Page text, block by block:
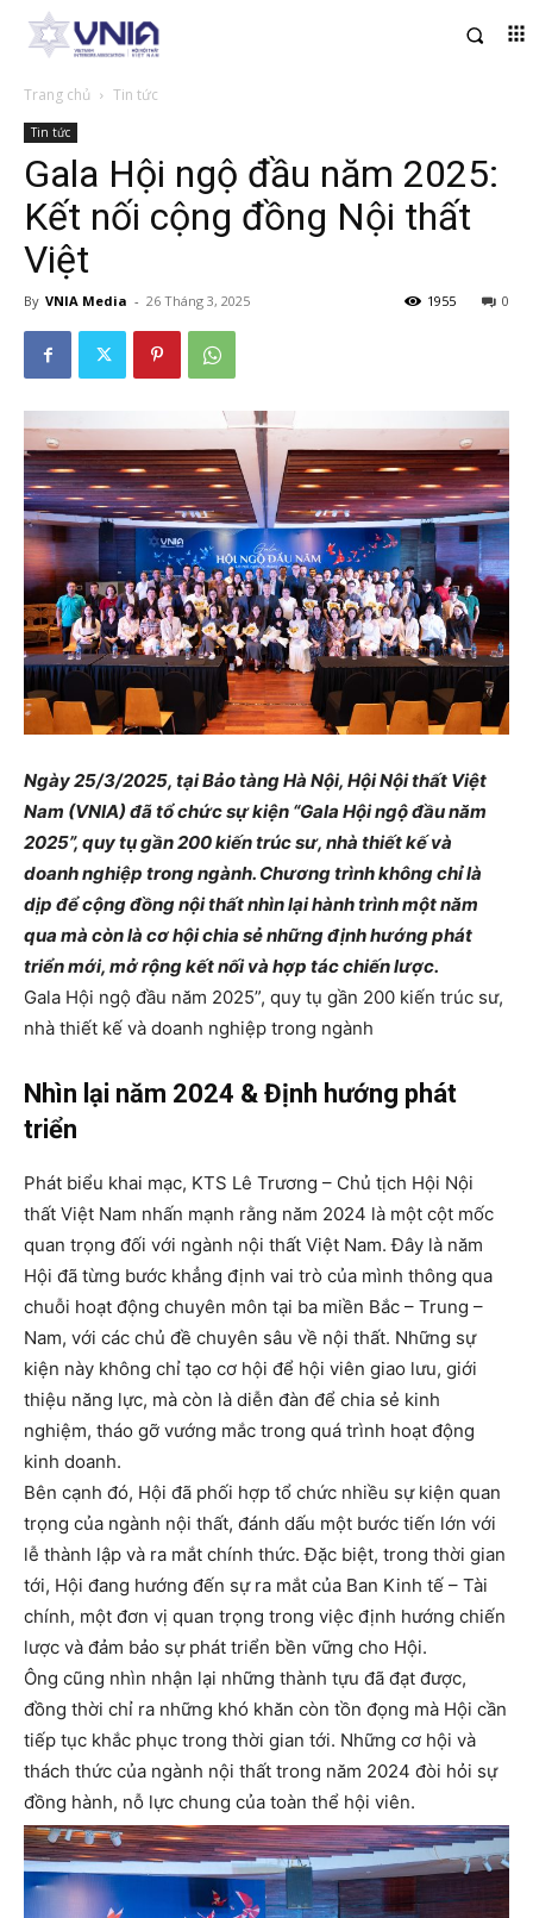
Trang chủ Tin tức
Tin tức
Gala Hội ngộ đầu năm 2025:
Kết nối cộng đồng Nội thất
Việt
By VNIA Media - 26 Tháng 3, 2025 0
1955
Ngày 25/3/2025, tại Bảo tàng Hà Nội, Hội Nội thất Việt
Nam (VNIA) đã tổ chức sự kiện “Gala Hội ngộ đầu năm
2025”, quy tụ gần 200 kiến trúc sư, nhà thiết kế và
doanh nghiệp trong ngành. Chương trình không chỉ là
dịp để cộng đồng nội thất nhìn lại hành trình một năm
qua mà còn là cơ hội chia sẻ những định hướng phát
triển mới, mở rộng kết nối và hợp tác chiến lược.
Gala Hội ngộ đầu năm 2025”, quy tụ gần 200 kiến trúc sư,
nhà thiết kế và doanh nghiệp trong ngành
Nhìn lại năm 2024 & Định hướng phát
triển
Phát biểu khai mạc, KTS Lê Trương – Chủ tịch Hội Nội
thất Việt Nam nhấn mạnh rằng năm 2024 là một cột mốc
quan trọng đối với ngành nội thất Việt Nam. Đây là năm
Hội đã từng bước khẳng định vai trò của mình thông qua
chuỗi hoạt động chuyên môn tại ba miền Bắc – Trung –
Nam, với các chủ đề chuyên sâu về nội thất. Những sự
kiện này không chỉ tạo cơ hội để hội viên giao lưu, giới
thiệu năng lực, mà còn là diễn đàn để chia sẻ kinh
nghiệm, tháo gỡ vướng mắc trong quá trình hoạt động
kinh doanh.
Bên cạnh đó, Hội đã phối hợp tổ chức nhiều sự kiện quan
trọng của ngành nội thất, đánh dấu một bước tiến lớn với
lễ thành lập và ra mắt chính thức. Đặc biệt, trong thời gian
tới, Hội đang hướng đến sự ra mắt của Ban Kinh tế – Tài
chính, một đơn vị quan trọng trong việc định hướng chiến
lược và đảm bảo sự phát triển bền vững cho Hội.
Ông cũng nhìn nhận lại những thành tựu đã đạt được,
đồng thời chỉ ra những khó khăn còn tồn đọng mà Hội cần
tiếp tục khắc phục trong thời gian tới. Những cơ hội và
thách thức của ngành nội thất trong năm 2024 đòi hỏi sự
đồng hành, nỗ lực chung của toàn thể hội viên.